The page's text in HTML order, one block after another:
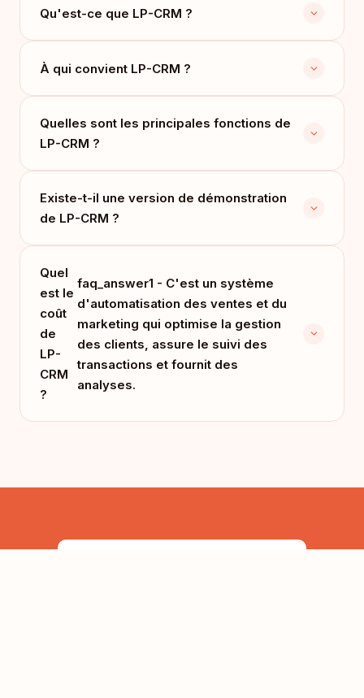
Qu'est-ce que LP-CRM ?
À qui convient LP-CRM ?
Quelles sont les principales fonctions de
LP-CRM ?
Existe-t-il une version de démonstration
de LP-CRM ?
Quel
est le
coût
de
LP-
CRM
?
faq_answer1 - C'est un système
d'automatisation des ventes et du
marketing qui optimise la gestion
des clients, assure le suivi des
transactions et fournit des
analyses.